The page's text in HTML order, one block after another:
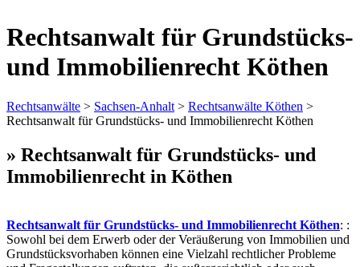
Rechtsanwalt für Grundstücks-
und Immobilienrecht Köthen
Rechtsanwälte > Sachsen-Anhalt > Rechtsanwälte Köthen >
Rechtsanwalt für Grundstücks- und Immobilienrecht Köthen
» Rechtsanwalt für Grundstücks- und
Immobilienrecht in Köthen
Rechtsanwalt für Grundstücks- und Immobilienrecht Köthen: :
Sowohl bei dem Erwerb oder der Veräußerung von Immobilien und
Grundstücksvorhaben können eine Vielzahl rechtlicher Probleme